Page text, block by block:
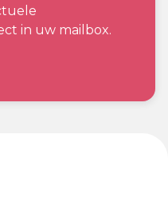
in uw mailbox.